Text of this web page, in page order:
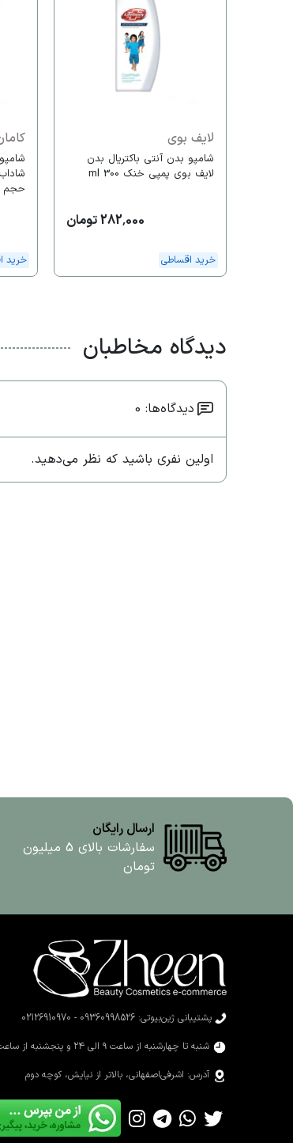
لایف بوی
شامپو بدن آنتی باکتریال بدن
لایف بوی پمپی خنک 300 ml
282,000 تومان
خرید اقساطی
حجم 510 میلی لیتر
خرید
دیدگاه مخاطبان
دیدگاه‌ها: 0
اولین نفری باشید که نظر می‌دهید.
ارسال رایگان
سفارشات بالای 5 میلیون
تومان
پشتیبانی ژین‌بیوتی: 09360998526 - 02126910970
شنبه تا چهارشنبه از ساعت ۹ الی ۲۴ و پنجشنبه از ساعت ۹ الی ۲۲
آدرس: اشرفی‌اصفهانی، بالاتر از نیایش، کوچه دوم